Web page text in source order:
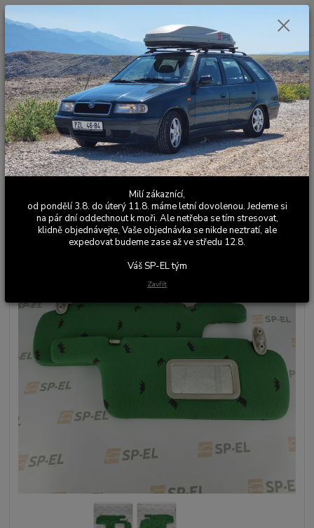
Menu
Hledat
Po - Pá 9:00 - 17:00
0,00 Kč
Úvod Kožené a látkové doplňky Škoda Felicia Stínítka
Stínítka
Felicia Colorline zelená
Stínítka Felicia Colorline zelená
Milí zákaznící,
od pondělí 3.8. do úterý 11.8. máme letní dovolenou. Jedeme si
na pár dní oddechnout k moři. Ale netřeba se tím stresovat,
klidně objednávejte, Vaše objednávka se nikde neztratí, ale
expedovat budeme zase až ve středu 12.8.
Váš SP-EL tým
Zavřít